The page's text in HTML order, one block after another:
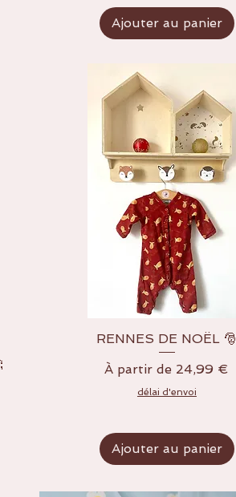
Ajouter au panier
Aperçu rapide
RENNES DE NOËL 🎅
À partir de 24,99 €
Prix promotionnel
délai d'envoi
Ajouter au panier